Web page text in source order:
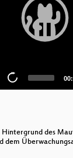
des
dem